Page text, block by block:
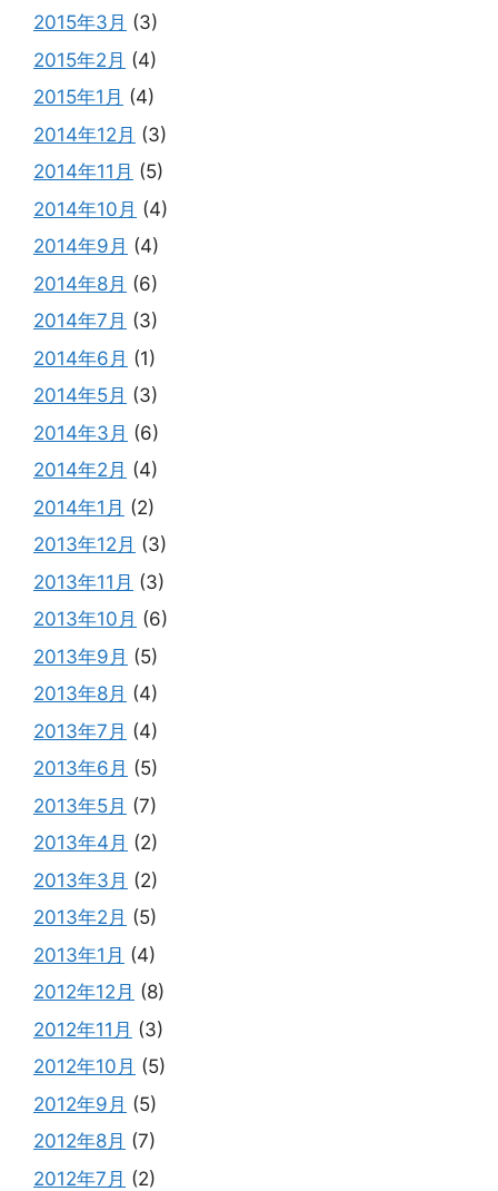
2015年3月 (3)
2015年2月 (4)
2015年1月 (4)
2014年12月 (3)
2014年11月 (5)
2014年10月 (4)
2014年9月 (4)
2014年8月 (6)
2014年7月 (3)
2014年6月 (1)
2014年5月 (3)
2014年3月 (6)
2014年2月 (4)
2014年1月 (2)
2013年12月 (3)
2013年11月 (3)
2013年10月 (6)
2013年9月 (5)
2013年8月 (4)
2013年7月 (4)
2013年6月 (5)
2013年5月 (7)
2013年4月 (2)
2013年3月 (2)
2013年2月 (5)
2013年1月 (4)
2012年12月 (8)
2012年11月 (3)
2012年10月 (5)
2012年9月 (5)
2012年8月 (7)
2012年7月 (2)